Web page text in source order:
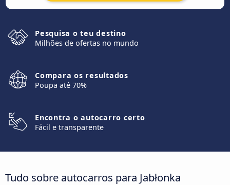
Pesquisa o teu destino
Milhões de ofertas no mundo
Compara os resultados
Poupa até 70%
Encontra o autocarro certo
Fácil e transparente
Tudo sobre autocarros para Jabłonka